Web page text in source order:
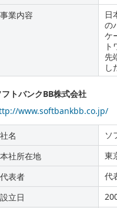
事業内容
日
の
ケ
先
し
トバンクBB株式会社
www.softbankbb.co.jp/
社名
ソ
本社所在地
東
代表者
代
設立日